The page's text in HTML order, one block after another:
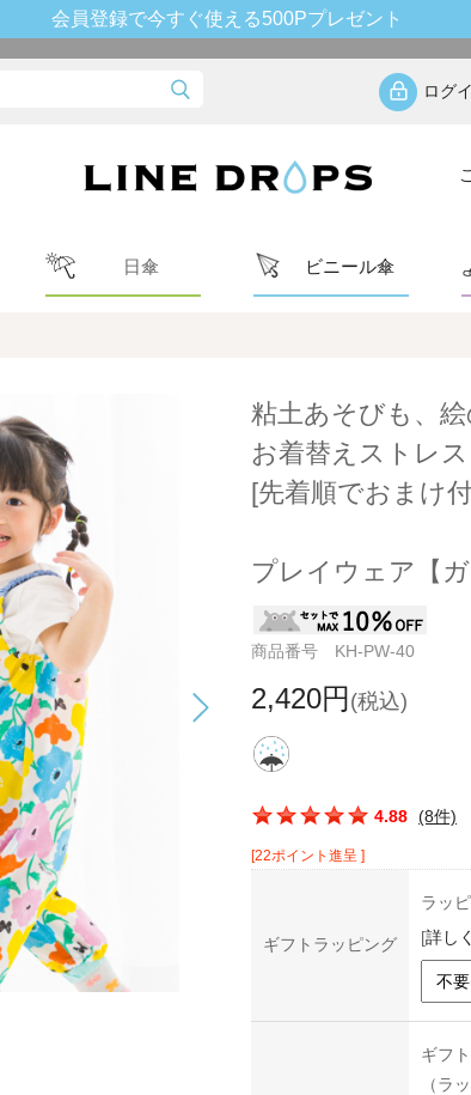
会員登録で今すぐ使える500Pプレゼント
ログ
日傘 ビニール傘
粘土あそびも、
お着替えストレス
[先着順でおまけ
プレイウェア【ガ
商品番号 KH-PW-40
2,420円 (税込)
4.88 (8件)
[22ポイント進呈 ]
ギフトラッピング
ラッ
[詳し
ギフ
（ラ